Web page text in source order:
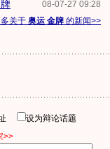
08-07-27 09:28
关于 奥运 金牌 的新闻>>
址
设为辩论话题
>>